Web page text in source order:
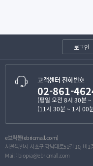
로그인
고객센터 전화번호
02-861-
(평일 오전 8시 30분
(11시 30분 ~ 1시 00
e브릭몰(ebricmall.com)
서울특별시 서초구 강남대로51길 10, 비
Mail : biopia@ebricmall.com